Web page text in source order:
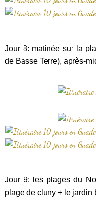
Jour 8: matinée sur la
de Basse Terre), après-
Jour 9: les plages du
plage de cluny + le jardin